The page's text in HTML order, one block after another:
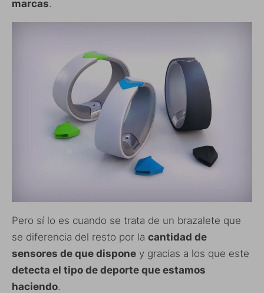
marcas.
Pero sí lo es cuando se trata de un brazalete que
se diferencia del resto por la cantidad de
sensores de que dispone y gracias a los que este
detecta el tipo de deporte que estamos
haciendo.